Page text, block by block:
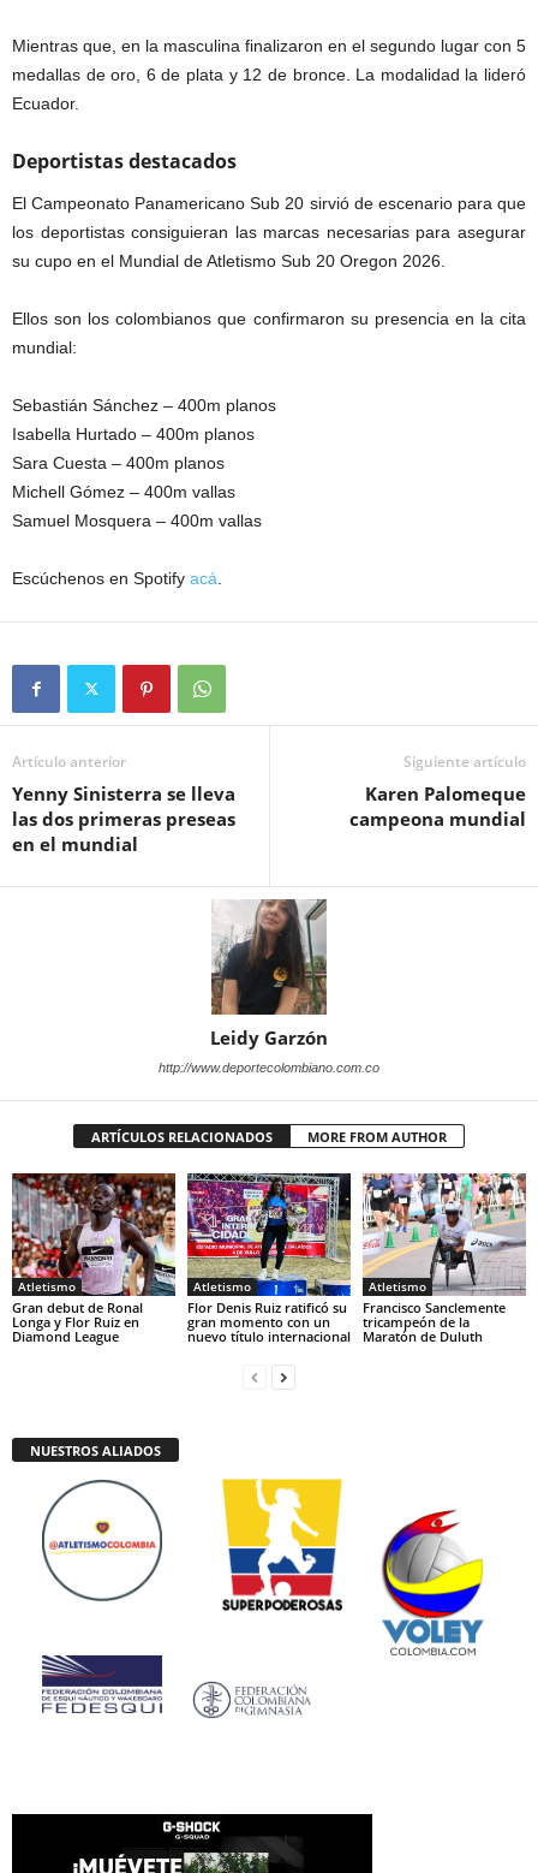
Mientras que, en la masculina finalizaron en el segundo lugar con 5
medallas de oro, 6 de plata y 12 de bronce. La modalidad la lideró
Ecuador.
Deportistas destacados
El Campeonato Panamericano Sub 20 sirvió de escenario para que
los deportistas consiguieran las marcas necesarias para asegurar
su cupo en el Mundial de Atletismo Sub 20 Oregon 2026.
Ellos son los colombianos que confirmaron su presencia en la cita
mundial:
Sebastián Sánchez – 400m planos
Isabella Hurtado – 400m planos
Sara Cuesta – 400m planos
Michell Gómez – 400m vallas
Samuel Mosquera – 400m vallas
Escúchenos en Spotify acá
Artículo anterior
Yenny Sinisterra se lleva
las dos primeras preseas
en el mundial
Siguiente artículo
Karen Palomeque
campeona mundial
Leidy Garzón
http://www.deportecolombiano.com.co
ARTÍCULOS RELACIONADOS MORE FROM AUTHOR
Atletismo
Gran debut de Ronal
Longa y Flor Ruiz en
Diamond League
Atletismo
Flor Denis Ruiz ratificó su
gran momento con un
nuevo título internacional
Atletismo
Francisco Sanclemente
tricampeón de la
Maratón de Duluth
NUESTROS ALIADOS